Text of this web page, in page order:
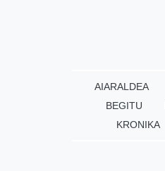
AIARALDEA
BEGITU
KRONIKA